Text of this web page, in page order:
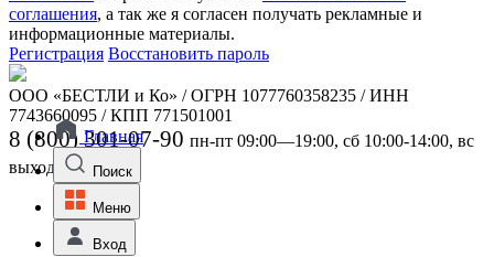
соглашения, а так же я согласен получать рекламные и
информационные материалы.
Регистрация Восстановить пароль
ООО «БЕСТЛИ и Ко» / ОГРН 1077760358235 / ИНН
7743660095 / КПП 771501001
8 (800) 301-07-90 пн-пт 09:00—19:00, сб 10:00-14:00, вс
выходной
Главная
Поиск
Меню
Вход